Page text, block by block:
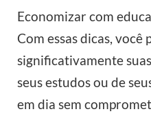
Economizar com
Com essas dicas,
significativamente
seus estudos ou de
em dia sem